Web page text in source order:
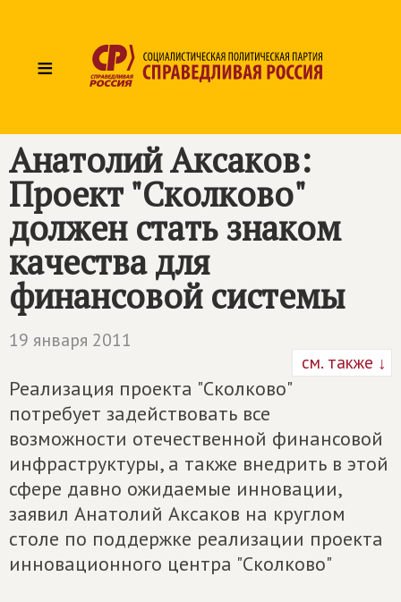
≡
Анатолий Аксаков:
Проект "Сколково"
должен стать знаком
качества для
финансовой системы
19 января 2011
см. также ↓
Реализация проекта "Сколково"
потребует задействовать все
возможности отечественной финансовой
инфраструктуры, а также внедрить в этой
сфере давно ожидаемые инновации,
заявил Анатолий Аксаков на круглом
столе по поддержке реализации проекта
инновационного центра "Сколково"